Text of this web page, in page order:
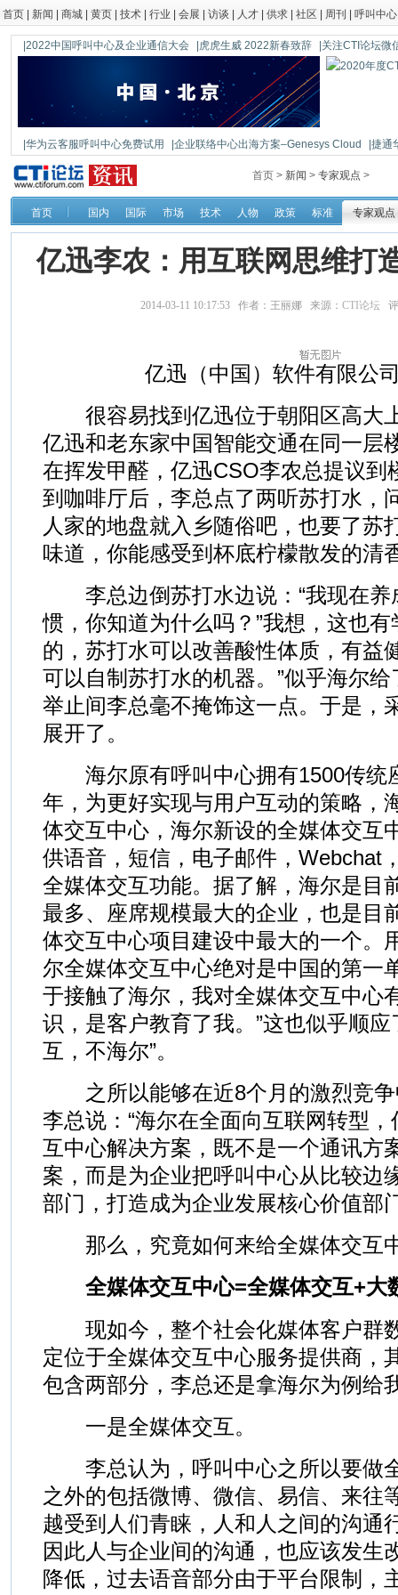
首页 新闻 商城 黄页 技术 行业 会展 访谈 人才 供求 社区 周刊 呼叫中心
|2022中国呼叫中心及企业通信大会 |虎虎生威 2022新春致辞 |关注CTI论坛微
|华为云客服呼叫中心免费试用 |企业联络中心出海方案–Genesys Cloud
|捷通
|鼎信通达新一代语音网关DAG1000-4S
首页 > 新闻 > 专家观点 >
首页 国内 国际 市场 技术 人物 政策 标准 专家观点
亿迅李农：用互联网思维打
2014-03-11 10:17:53 作者：王丽娜 来源： CTI论坛
亿迅（中国）软件有限公
很容易找到亿迅位于朝阳区高大
亿迅和老东家中国智能交通在同一层
在挥发甲醛，亿迅CSO李农总提议到
到咖啡厅后，李总点了两听苏打水，
人家的地盘就入乡随俗吧，也要了苏
味道，你能感受到杯底柠檬散发的清
李总边倒苏打水边说：“我现在养
惯，你知道为什么吗？”我想，这也
的，苏打水可以改善酸性体质，有益
可以自制苏打水的机器。”似乎海尔
举止间李总毫不掩饰这一点。于是，
展开了。
海尔原有呼叫中心拥有1500传统
年，为更好实现与用户互动的策略，
体交互中心，海尔新设的全媒体交互
供语音，短信，电子邮件，Webchat
全媒体交互功能。据了解，海尔是目
最多、座席规模最大的企业，也是目
体交互中心项目建设中最大的一个。
尔全媒体交互中心绝对是中国的第一
于接触了海尔，我对全媒体交互中心
识，是客户教育了我。”这也似乎顺应
互，不海尔”。
之所以能够在近8个月的激烈竞争
李总说：“海尔在全面向互联网转型
互中心解决方案，既不是一个通讯方
案，而是为企业把呼叫中心从比较边
部门，打造成为企业发展核心价值部
那么，究竟如何来给全媒体交互
全媒体交互中心=全媒体交互+大
现如今，整个社会化媒体客户群
定位于全媒体交互中心服务提供商，
包含两部分，李总还是拿海尔为例给
一是全媒体交互。
李总认为，呼叫中心之所以要做
之外的包括微博、微信、易信、来往
越受到人们青睐，人和人之间的沟通
因此人与企业间的沟通，也应该发生
降低，过去语音部分由于平台限制，